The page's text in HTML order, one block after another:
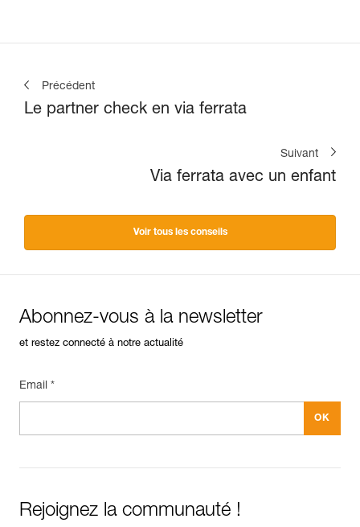
Précédent
Le partner check en via ferrata
Suivant
Via ferrata avec un enfant
Voir tous les conseils
Abonnez-vous à la newsletter
et restez connecté à notre actualité
Email *
Rejoignez la communauté !